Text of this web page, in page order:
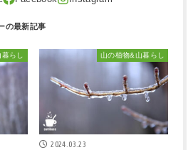
らし 山の植物&山暮らし
2024.03.23